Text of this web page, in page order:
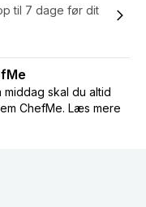
til 7 dage før dit
skal du altid
ChefMe. Læs mere